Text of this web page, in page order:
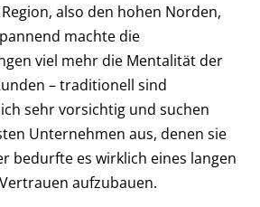
also den hohen Norden,
machte die
viel mehr die Mentalität der
– traditionell sind
sehr vorsichtig und suchen
Unternehmen aus, denen sie
bedurfte es wirklich eines langen
aufzubauen.